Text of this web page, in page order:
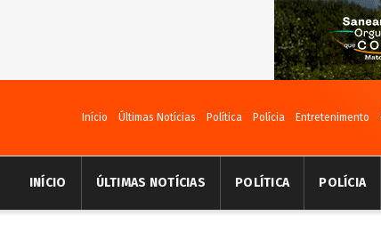
Início Últimas Notícias Política Polícia Entretenimento
INÍCIO ÚLTIMAS NOTÍCIAS POLÍTICA POLÍCIA